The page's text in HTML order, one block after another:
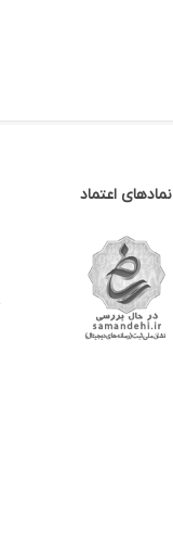
نمادهای اعتماد